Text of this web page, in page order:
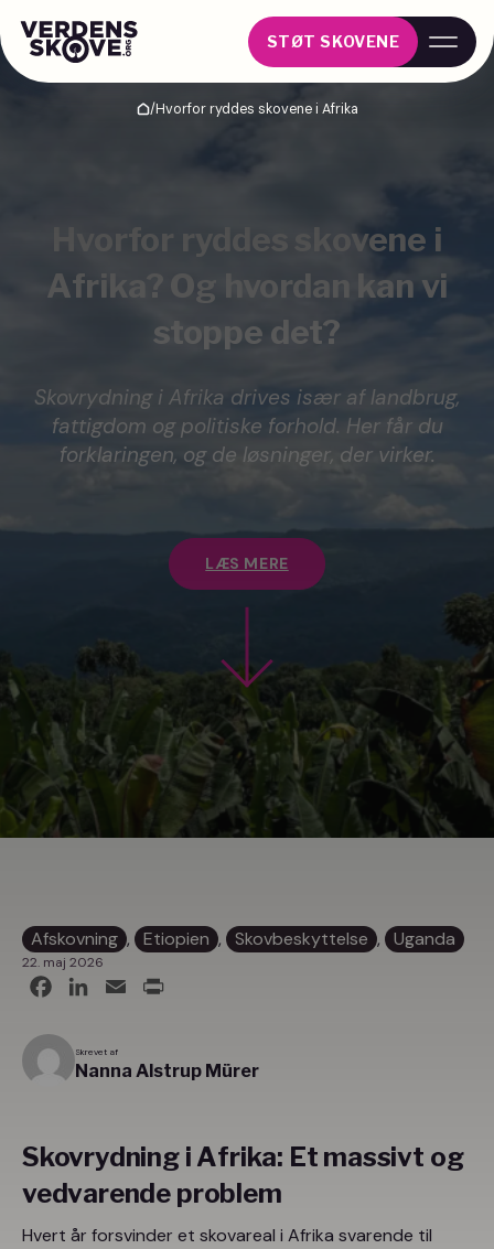
STØT SKOVENE
Hjem/Hvorfor ryddes skovene i Afrika
Hvorfor ryddes skovene i
Afrika? Og hvordan kan vi
stoppe det?
Skovrydning i Afrika drives især af landbrug,
fattigdom og politiske forhold. Her får du
forklaringen, og de løsninger, der virker.
LÆS MERE
Afskovning , Etiopien , Skovbeskyttelse , Uganda
22. maj 2026
FacebookLinkedIn
Email Print
Skrevet af
Nanna Alstrup Mürer
Skovrydning i Afrika: Et massivt og
vedvarende problem
Hvert år forsvinder et skovareal i Afrika svarende til